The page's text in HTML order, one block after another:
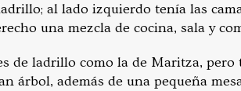
al lado izquierdo tenía las
una mezcla de cocina, sala y
de ladrillo como la de Maritza,
árbol, además de una pequeña